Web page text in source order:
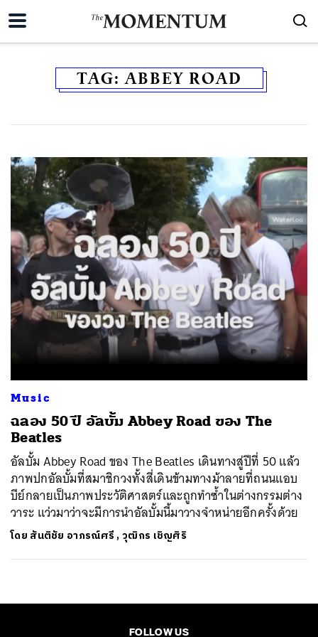
TAG:ABBEY ROAD
Music
ฉลอง 50 ปี อัลบั้ม Abbey Road ของ The
Beatles
อัลบั้ม Abbey Road ของ The Beatles เดินทางสู่ปีที่ 50 แล้ว
ภาพปกอัลบั้มที่สมาชิกวงทั้งสี่เดินข้ามทางม้าลายที่ถนนแอบ
บีย์กลายเป็นภาพประวัติศาสตร์และถูกทำซ้ำในต่างกรรมต่าง
วาระ แว่วมาว่าจะมีการนำอัลบั้มนี้มาวางจำหน่ายอีกครั้งด้วย
โดย สันติชัย อาภรณ์ศรี ,วุฒิกร เชิญศิริ
FOLLOW US